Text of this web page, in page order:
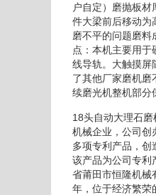
户自定）磨抛板
件大梁前后移动为
磨不平的问题磨料
点：本机主要用
线导轨。大触摸屏
了其他厂家磨机磨
续磨光机整机部分
18头自动大理石
机械企业，公司创
多项专利产品，创
该产品为公司专利
省莆田市恒隆机械
年，位于经济繁荣